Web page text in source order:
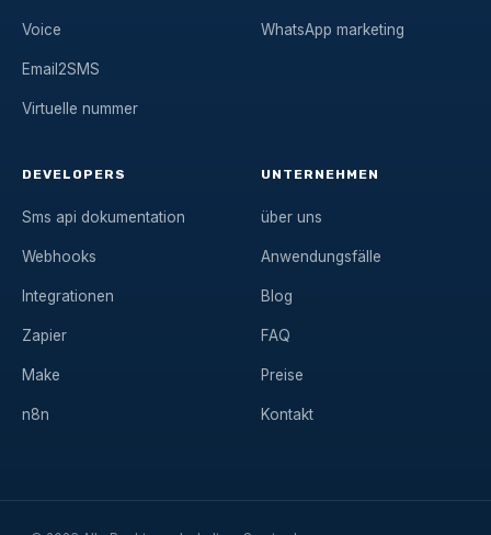
Voice
Email2SMS
Virtuelle nummer
WhatsApp marketing
DEVELOPERS
Sms api dokumentation
Webhooks
Integrationen
Zapier
Make
n8n
UNTERNEHMEN
über uns
Anwendungsfälle
Blog
FAQ
Preise
Kontakt